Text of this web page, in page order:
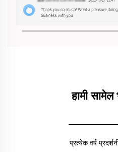
हामी
प्रत्येक वर्ष